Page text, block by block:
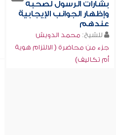
بشارات الرسول لصحبه
وإظهار الجوانب الإيجابية
عندهم
للشيخ: محمد الدويش
جزء من محاضرة ( الالتزام هوية
أم تكاليف)